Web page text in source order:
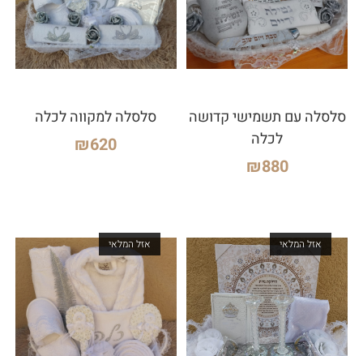
סלסלה עם תשמישי קדושה
לכלה
₪880
סלסלה למקווה לכלה
₪620
אזל המלאי אזל המלאי